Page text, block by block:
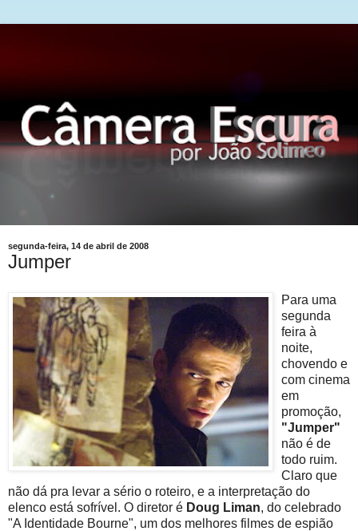
segunda-feira, 14 de abril de 2008
Jumper
Para uma
segunda
feira à
noite,
chovendo e
com cinema
em
promoção,
"Jumper"
não é de
todo ruim.
Claro que
não dá pra levar a sério o roteiro, e a interpretação do
elenco está sofrível. O diretor é Doug Liman, do celebrado
"A Identidade Bourne", um dos melhores filmes de espião